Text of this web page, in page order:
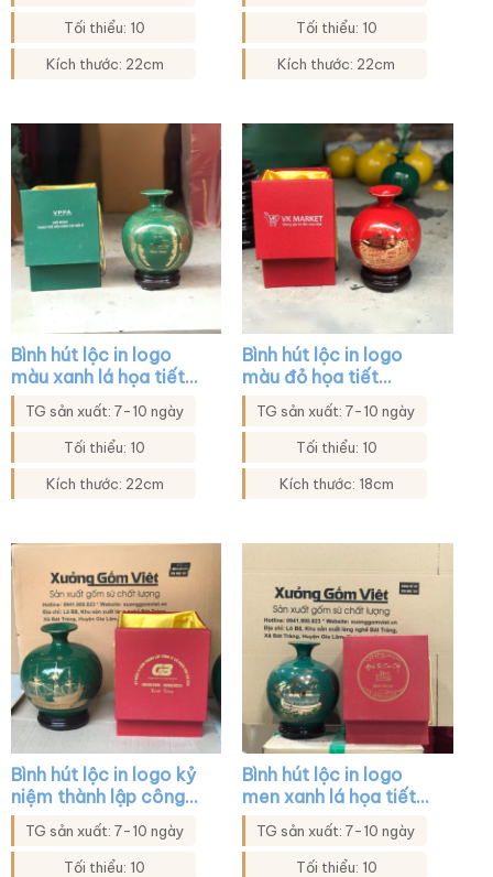
Tối thiểu: 10
Kích thước: 22cm
BHL44Tối thiểu: 10
Kích thước: 22cm
Bình hút lộc in logo
màu xanh lá họa tiết
hoa in decal vàng XG-
BHL19
TG sản xuất: 7-10 ngày
Tối thiểu: 10
Kích thước: 22cm
Bình hút lộc in logo
màu đỏ họa tiết
thuyền buồm in decal
vàng XG-BHL08
TG sản xuất: 7-10 ngày
Tối thiểu: 10
Kích thước: 18cm
Bình hút lộc in logo kỷ
niệm thành lập công
ty màu xanh lá họa
tiết thuyền buồm XG-
BHL34
TG sản xuất: 7-10 ngày
Tối thiểu: 10
Bình hút lộc in logo
men xanh lá họa tiết
thuyền buồm XG-
BHL29
TG sản xuất: 7-10 ngày
Tối thiểu: 10